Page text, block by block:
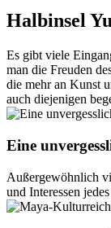
Halbinsel
Es gibt viele
man die Freuden
die mehr an Kunst
auch diejenigen
Eine
Außergewöhnlich
und Interessen